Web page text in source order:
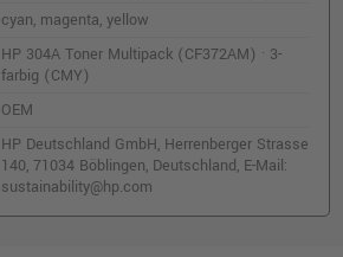
Toner (CC530A) · Schwarz
€
zzgl. Versand
Toner (CC532A) · Gelb
53,77 €
€
zzgl. Versand
cyan, magenta, yellow
HP 304A Toner Multipack (CF372AM) · 3-
farbig (CMY)
OEM
HP Deutschland GmbH, Herrenberger Strasse
140, 71034 Böblingen, Deutschland, E-Mail:
sustainability@hp.com